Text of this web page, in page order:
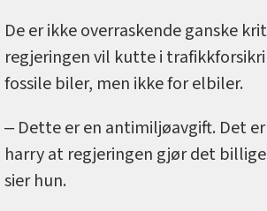
De er ikke overraskende ganske
regjeringen vil kutte i
fossile biler, men ikke for elbiler.
‒ Dette er en antimiljøavgift. Det
harry at regjeringen gjør det
sier hun.